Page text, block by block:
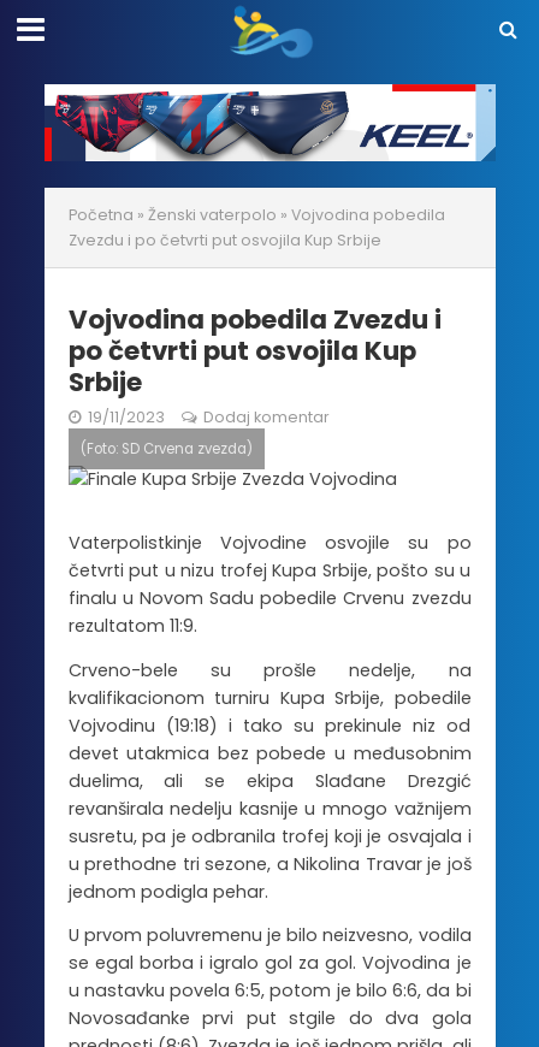
Početna » Ženski vaterpolo » Vojvodina pobedila
Zvezdu i po četvrti put osvojila Kup Srbije
Vojvodina pobedila Zvezdu i
po četvrti put osvojila Kup
Srbije
19/11/2023 Dodaj komentar
(Foto: SD Crvena zvezda)
Vaterpolistkinje Vojvodine osvojile su po
četvrti put u nizu trofej Kupa Srbije, pošto su u
finalu u Novom Sadu pobedile Crvenu zvezdu
rezultatom 11:9.
Crveno-bele su prošle nedelje, na
kvalifikacionom turniru Kupa Srbije, pobedile
Vojvodinu (19:18) i tako su prekinule niz od
devet utakmica bez pobede u međusobnim
duelima, ali se ekipa Slađane Drezgić
revanširala nedelju kasnije u mnogo važnijem
susretu, pa je odbranila trofej koji je osvajala i
u prethodne tri sezone, a Nikolina Travar je još
jednom podigla pehar.
U prvom poluvremenu je bilo neizvesno, vodila
se egal borba i igralo gol za gol. Vojvodina je
u nastavku povela 6:5, potom je bilo 6:6, da bi
Novosađanke prvi put stgile do dva gola